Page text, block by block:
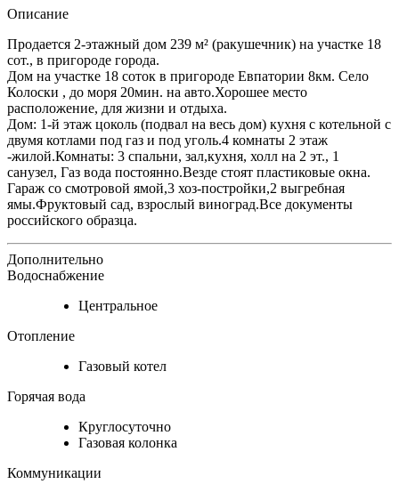
Описание
Продается 2-этажный дом 239 м² (ракушечник) на участке 18
сот., в пригороде города.
Дом на участке 18 соток в пригороде Евпатории 8км. Село
Колоски , до моря 20мин. на авто.Хорошее место
расположение, для жизни и отдыха.
Дом: 1-й этаж цоколь (подвал на весь дом) кухня с котельной с
двумя котлами под газ и под уголь.4 комнаты 2 этаж
-жилой.Комнаты: 3 спальни, зал,кухня, холл на 2 эт., 1
санузел, Газ вода постоянно.Везде стоят пластиковые окна.
Гараж со смотровой ямой,3 хоз-постройки,2 выгребная
ямы.Фруктовый сад, взрослый виноград.Все документы
российского образца.
Дополнительно
Водоснабжение
Центральное
Отопление
Газовый котел
Горячая вода
Круглосуточно
Газовая колонка
Коммуникации